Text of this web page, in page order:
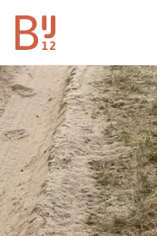
Homepagina